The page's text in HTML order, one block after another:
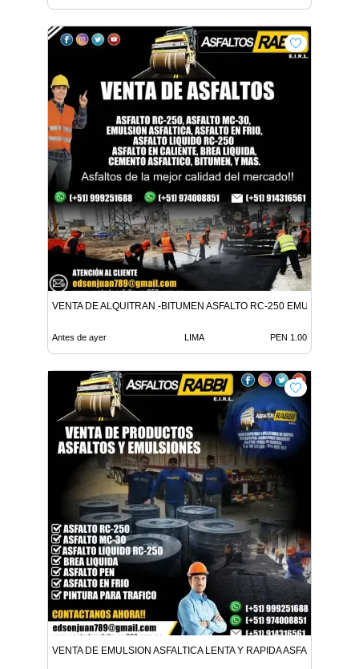
VENTA DE ALQUITRAN -BITUMEN ASFALTO RC-250 EMULSION
Antes de ayer LIMA PEN 1.00
VENTA DE EMULSION ASFALTICA LENTA Y RAPIDA ASFALTO EN